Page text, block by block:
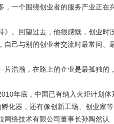
，一个围绕创业者的服务产业正在
。回望过去，他很感慨，创业时
自己与别的创业者交流时最常问、
浩瀚，在路上的企业是最孤独的，
年底，中国已有纳入火炬计划体
化器，还有像创新工场、创业家等
网络技术有限公司董事长孙陶然认